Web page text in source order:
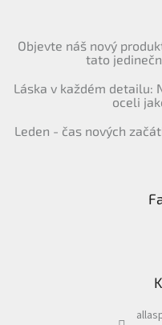
Objevte náš nový
tato
Láska v každém detailu:
oceli
Leden - čas nových